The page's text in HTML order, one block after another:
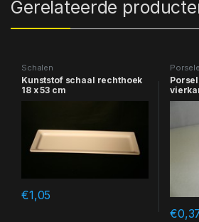
Gerelateerde
Schalen
Kunststof schaal rechthoek
18 x 53 cm
€1,05
€